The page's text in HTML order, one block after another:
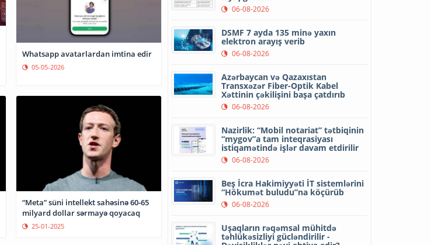
Whatsapp avatarlardan imtina edir
05-05-2026
“Meta” süni intellekt sahəsinə 60-65
milyard dollar sərmayə qoyacaq
25-01-2025
06-08-2026
DSMF 7 ayda 135 minə yaxın
elektron arayış verib
06-08-2026
Azərbaycan və Qazaxıstan
Transxəzər Fiber-Optik Kabel
Xəttinin çəkilişini başa çatdırıb
06-08-2026
Nazirlik: “Mobil notariat” tətbiqinin
“mygov”a tam inteqrasiyası
istiqamətində işlər davam etdirilir
06-08-2026
Beş İcra Hakimiyyəti İT sistemlərini
“Hökumət buludu”na köçürüb
06-08-2026
Uşaqların rəqəmsal mühitdə
təhlükəsizliyi gücləndirilir -